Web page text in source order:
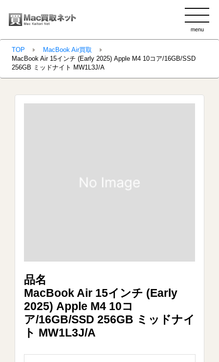
menu
TOP
MacBook Air買取
MacBook Air 15インチ (Early 2025) Apple M4 10コア/16GB/SSD
256GB ミッドナイト MW1L3J/A
品名
MacBook Air 15インチ (Early
2025) Apple M4 10コ
ア/16GB/SSD 256GB ミッドナイ
ト MW1L3J/A